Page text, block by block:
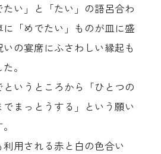
い」と「たい」の語呂合わ
「めでたい」ものが皿に盛
の宴席にふさわしい縁起も
。
いうところから「ひとつの
まっとうする」という願い
用される赤と白の色合い